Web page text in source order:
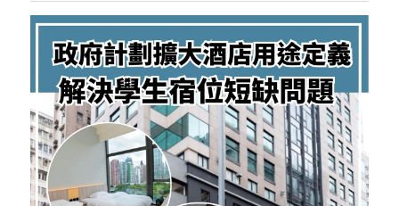
宏福苑聽證會
宏福火災正視聽
記錄．宏福苑火災
中國
國際
娛樂
反華推手你要知
反華推手懶人包
KOL 專欄